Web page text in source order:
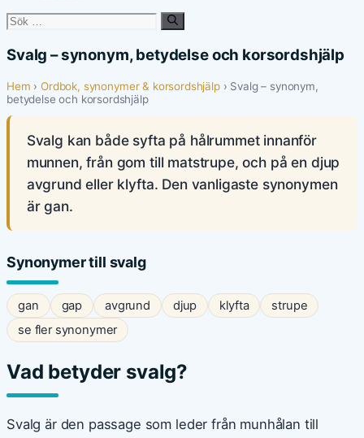
Sök
Svalg – synonym, betydelse och korsordshjälp
Hem ›Ordbok, synonymer & korsordshjälp› Svalg – synonym,
betydelse och korsordshjälp
Svalg kan både syfta på hålrummet innanför
munnen, från gom till matstrupe, och på en djup
avgrund eller klyfta. Den vanligaste synonymen
är gan.
Synonymer till svalg
gan gap avgrund djup klyfta
strupe
se fler synonymer
Vad betyder svalg?
Svalg är den passage som leder från munhålan till